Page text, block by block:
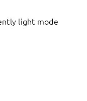
light mode